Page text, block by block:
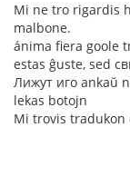
Mi ne tro rigardis
malbone.
ánima fiera goole
estas ĝuste, sed
Лижут иго ankaŭ
lekas botojn
Mi trovis tradukon